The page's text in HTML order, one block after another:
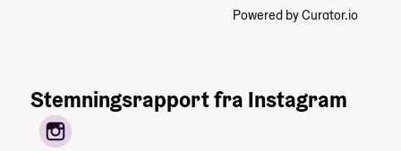
Powered by Curator.io
Stemningsrapport fra Instagram